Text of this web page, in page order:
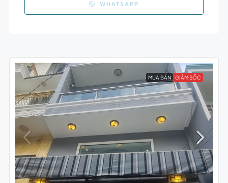
WHATSAPP
MUA BÁN GIẢM SỐC